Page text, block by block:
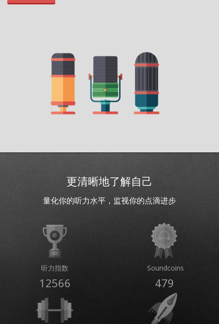
更清晰地了解自己
量化你的听力水平，监视你的点滴进步
听力指数
12566
Soundcoins
479